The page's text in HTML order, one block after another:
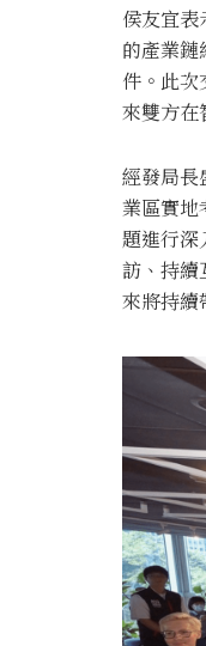
侯友宜
的產業
件。此
來雙方在
經發局長
業區實地
題進行深
訪、持續
來將持續